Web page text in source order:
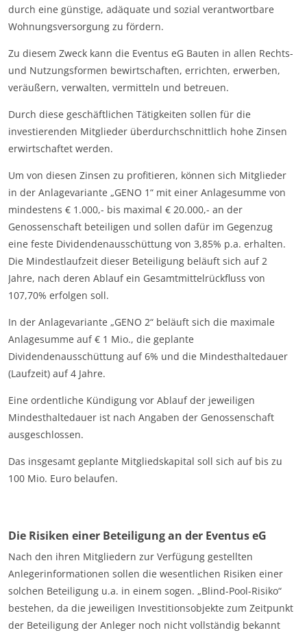
durch eine günstige, adäquate und sozial verantwortbare
Wohnungsversorgung zu fördern.
Zu diesem Zweck kann die Eventus eG Bauten in allen Rechts-
und Nutzungsformen bewirtschaften, errichten, erwerben,
veräußern, verwalten, vermitteln und betreuen.
Durch diese geschäftlichen Tätigkeiten sollen für die
investierenden Mitglieder überdurchschnittlich hohe Zinsen
erwirtschaftet werden.
Um von diesen Zinsen zu profitieren, können sich Mitglieder
in der Anlagevariante „GENO 1“ mit einer Anlagesumme von
mindestens € 1.000,- bis maximal € 20.000,- an der
Genossenschaft beteiligen und sollen dafür im Gegenzug
eine feste Dividendenausschüttung von 3,85% p.a. erhalten.
Die Mindestlaufzeit dieser Beteiligung beläuft sich auf 2
Jahre, nach deren Ablauf ein Gesamtmittelrückfluss von
107,70% erfolgen soll.
In der Anlagevariante „GENO 2“ beläuft sich die maximale
Anlagesumme auf € 1 Mio., die geplante
Dividendenausschüttung auf 6% und die Mindesthaltedauer
(Laufzeit) auf 4 Jahre.
Eine ordentliche Kündigung vor Ablauf der jeweiligen
Mindesthaltedauer ist nach Angaben der Genossenschaft
ausgeschlossen.
Das insgesamt geplante Mitgliedskapital soll sich auf bis zu
100 Mio. Euro belaufen.
Die Risiken einer Beteiligung an der Eventus eG
Nach den ihren Mitgliedern zur Verfügung gestellten
Anlegerinformationen sollen die wesentlichen Risiken einer
solchen Beteiligung u.a. in einem sogen. „Blind-Pool-Risiko“
bestehen, da die jeweiligen Investitionsobjekte zum Zeitpunkt
der Beteiligung der Anleger noch nicht vollständig bekannt